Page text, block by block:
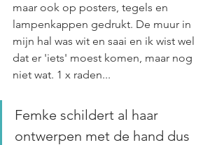
maar ook op posters, tegels en
lampenkappen gedrukt. De muur in
mijn hal was wit en saai en ik wist wel
dat er 'iets' moest komen, maar nog
niet wat. 1 x raden...
Femke schildert al haar
ontwerpen met de hand dus